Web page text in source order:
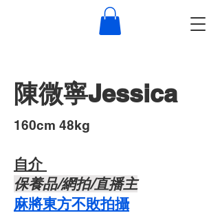
陳微寧Jessica
​160cm 48kg
自介 ​
​保養品/網拍/直播主
麻將東方不敗拍攝